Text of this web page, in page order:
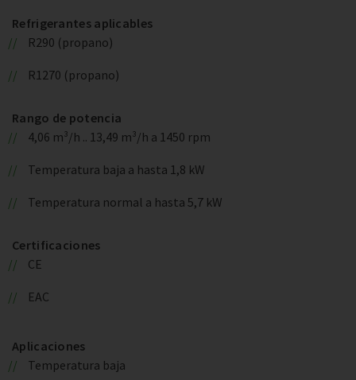
Refrigerantes aplicables
R290 (propano)
R1270 (propano)
Rango de potencia
4,06 m³/h .. 13,49 m³/h a 1450 rpm
Temperatura baja a hasta 1,8 kW
Temperatura normal a hasta 5,7 kW
Certificaciones
CE
EAC
Aplicaciones
Temperatura baja